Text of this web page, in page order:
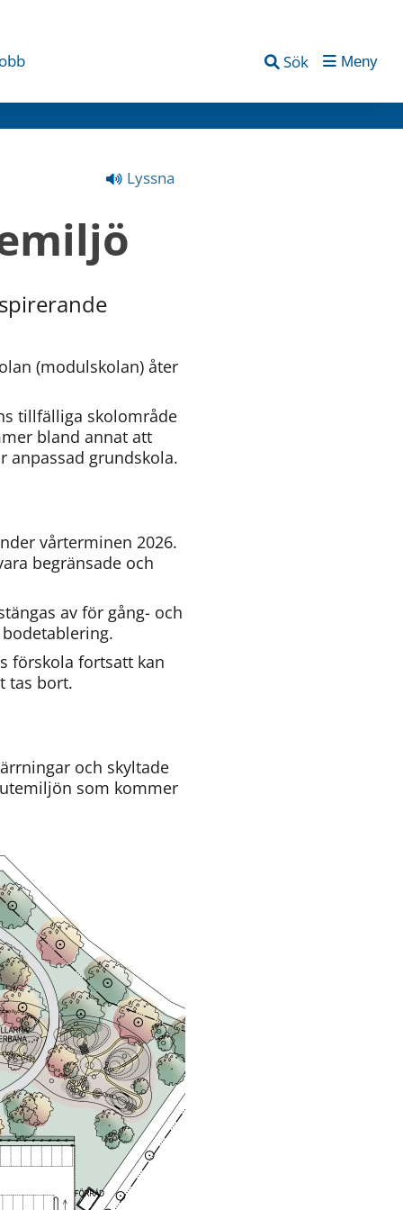
Sök Meny
Lyssna
(modulskolan) åter
tillfälliga skolområde
bland annat att
anpassad grundskola.
vårterminen 2026.
begränsade och
av för gång- och
förskola fortsatt kan
tas bort.
och skyltade
som kommer